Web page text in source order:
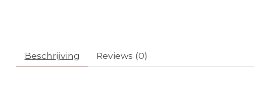
Beschrijving Reviews (0)